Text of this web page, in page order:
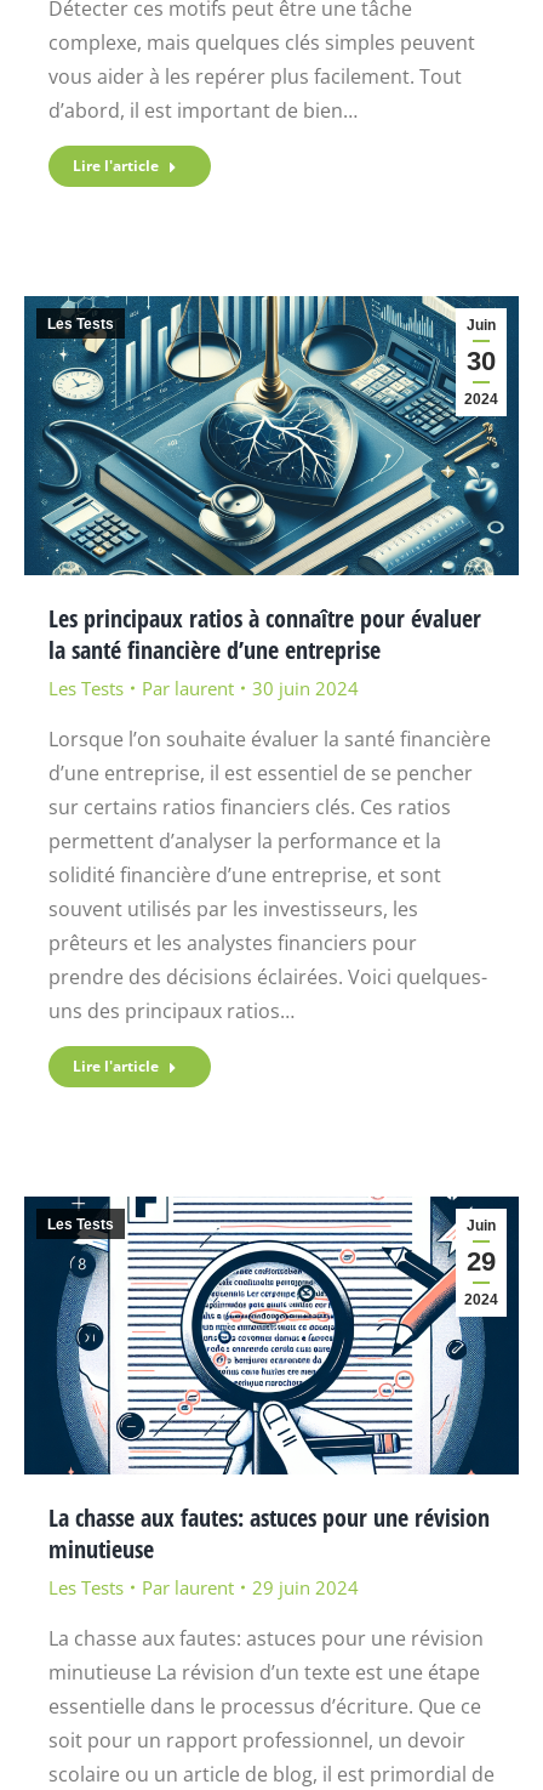
Détecter ces motifs peut être une tâche
complexe, mais quelques clés simples peuvent
vous aider à les repérer plus facilement. Tout
d’abord, il est important de bien…
Lire l'article
Juin
30
2024
Les Tests
Les principaux ratios à connaître pour évaluer
la santé financière d’une entreprise
Les Tests Par laurent 30 juin 2024
Lorsque l’on souhaite évaluer la santé financière
d’une entreprise, il est essentiel de se pencher
sur certains ratios financiers clés. Ces ratios
permettent d’analyser la performance et la
solidité financière d’une entreprise, et sont
souvent utilisés par les investisseurs, les
prêteurs et les analystes financiers pour
prendre des décisions éclairées. Voici quelques-
uns des principaux ratios…
Lire l'article
Juin
29
2024
Les Tests
La chasse aux fautes: astuces pour une révision
minutieuse
Les Tests Par laurent 29 juin 2024
La chasse aux fautes: astuces pour une révision
minutieuse La révision d’un texte est une étape
essentielle dans le processus d’écriture. Que ce
soit pour un rapport professionnel, un devoir
scolaire ou un article de blog, il est primordial de